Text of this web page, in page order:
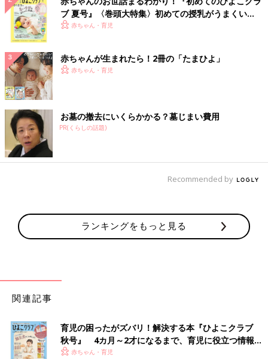
ブ 夏号』〈巻頭大特集〉初めての授乳がうまくい
く！ おっぱい・ミルクの基本と夏のトラブル 解決テ
赤ちゃん・育児
赤ちゃんが生まれたら！2冊の「たまひよ」
赤ちゃん・育児
お墓の撤去にいくらかかる？墓じまい費用
PR(くらしの話題)
Recommended by
ランキングをもっと見る
関連記事
育児の困ったがズバリ！解決する本『ひよこクラブ
秋号』 4カ月～2才になるまで、育児に役立つ情報が
いっぱい！
赤ちゃん・育児